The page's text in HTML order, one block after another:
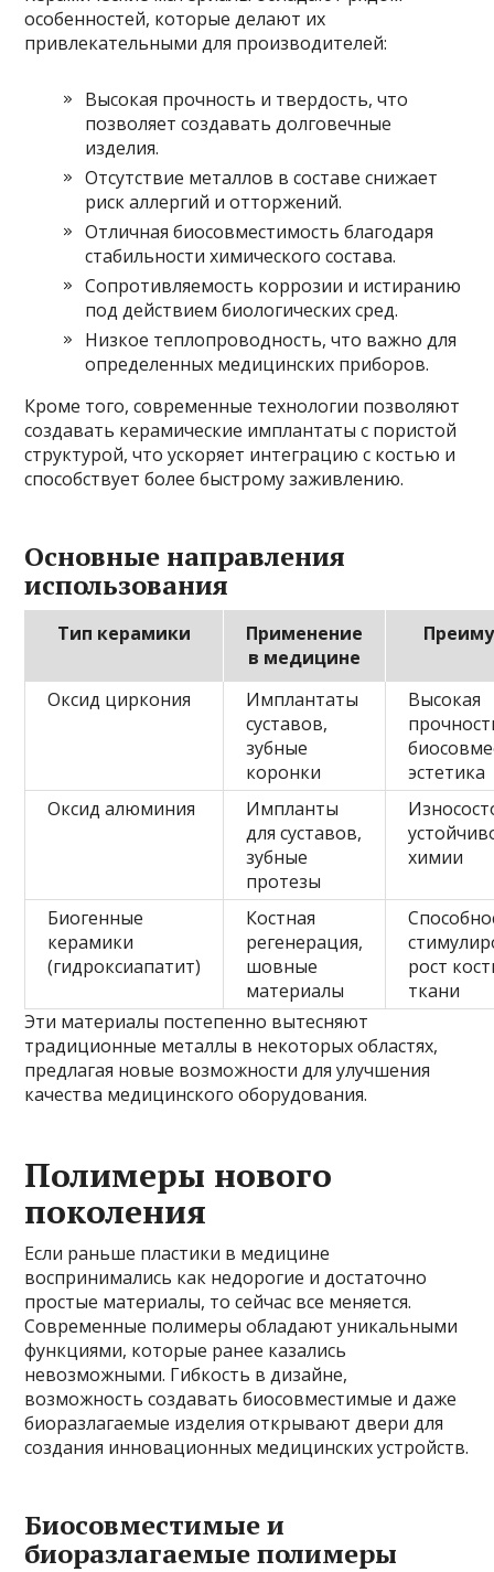
особенностей, которые делают их
привлекательными для производителей:
Высокая прочность и твердость, что
позволяет создавать долговечные
изделия.
Отсутствие металлов в составе снижает
риск аллергий и отторжений.
Отличная биосовместимость благодаря
стабильности химического состава.
Сопротивляемость коррозии и истиранию
под действием биологических сред.
Низкое теплопроводность, что важно для
определенных медицинских приборов.
Кроме того, современные технологии позволяют
создавать керамические имплантаты с пористой
структурой, что ускоряет интеграцию с костью и
способствует более быстрому заживлению.
Основные направления
использования
Тип керамики
Применение
в медицине
Оксид циркония
Имплантаты
суставов,
зубные
коронки
Высокая
эстетика
Оксид алюминия
Импланты
для суставов,
зубные
протезы
химии
Биогенные
керамики
(гидроксиапатит)
Костная
регенерация,
шовные
материалы
рост
ткани
Эти материалы постепенно вытесняют
традиционные металлы в некоторых областях,
предлагая новые возможности для улучшения
качества медицинского оборудования.
Полимеры нового
поколения
Если раньше пластики в медицине
воспринимались как недорогие и достаточно
простые материалы, то сейчас все меняется.
Современные полимеры обладают уникальными
функциями, которые ранее казались
невозможными. Гибкость в дизайне,
возможность создавать биосовместимые и даже
биоразлагаемые изделия открывают двери для
создания инновационных медицинских устройств.
Биосовместимые и
биоразлагаемые полимеры